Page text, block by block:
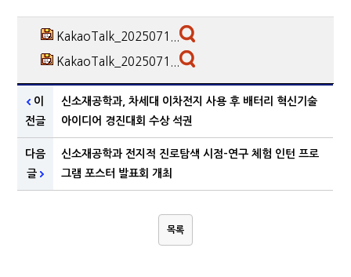
KakaoTalk_2025071...
KakaoTalk_2025071...
이
전글
신소재공학과, 차세대 이차전지 사용 후 배터리 혁신기술
아이디어 경진대회 수상 석권
다음
글
신소재공학과 전지적 진로탐색 시점-연구 체험 인턴 프로
그램 포스터 발표회 개최
목록